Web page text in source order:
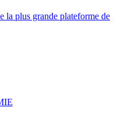
la plus grande plateforme de